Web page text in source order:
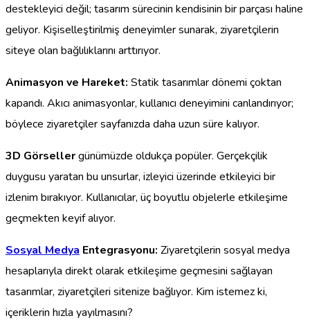
destekleyici değil; tasarım sürecinin kendisinin bir parçası haline
geliyor. Kişiselleştirilmiş deneyimler sunarak, ziyaretçilerin
siteye olan bağlılıklarını arttırıyor.
Animasyon ve Hareket: Statik tasarımlar dönemi çoktan
kapandı. Akıcı animasyonlar, kullanıcı deneyimini canlandırıyor;
böylece ziyaretçiler sayfanızda daha uzun süre kalıyor.
3D Görsellergünümüzde oldukça popüler. Gerçekçilik
duygusu yaratan bu unsurlar, izleyici üzerinde etkileyici bir
izlenim bırakıyor. Kullanıcılar, üç boyutlu objelerle etkileşime
geçmekten keyif alıyor.
Sosyal Medya Entegrasyonu: Ziyaretçilerin sosyal medya
hesaplarıyla direkt olarak etkileşime geçmesini sağlayan
tasarımlar, ziyaretçileri sitenize bağlıyor. Kim istemez ki,
içeriklerin hızla yayılmasını?